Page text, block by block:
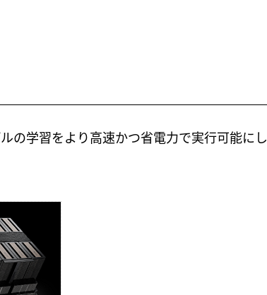
の学習をより高速かつ省電力で実行可能にし